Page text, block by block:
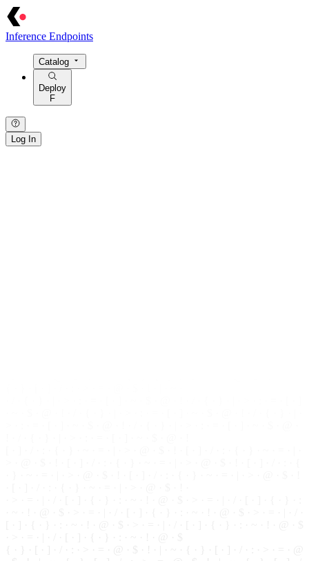
Inference Endpoints
Catalog
Deploy
F
Log In